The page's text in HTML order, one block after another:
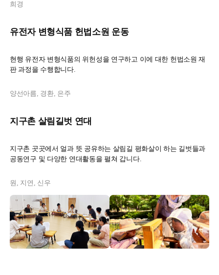
희경
유전자 변형식품 헌법소원 운동
현행 유전자 변형식품의 위헌성을 연구하고 이에 대한 헌법소원 재
판 과정을 수행합니다.
양선아름, 경환, 은주
지구촌 살림길벗 연대
지구촌 곳곳에서 얼과 뜻 공유하는 살림길 평화살이 하는 길벗들과
공동연구 및 다양한 연대활동을 펼쳐 갑니다.
원, 지연, 신우